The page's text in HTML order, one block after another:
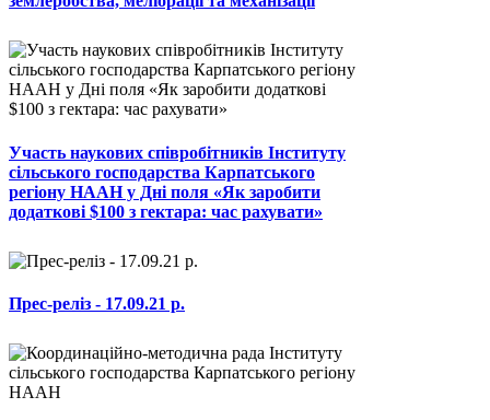
Участь наукових співробітників Інституту
сільського господарства Карпатського
регіону НААН у Дні поля «Як заробити
додаткові $100 з гектара: час рахувати»
Прес-реліз - 17.09.21 р.